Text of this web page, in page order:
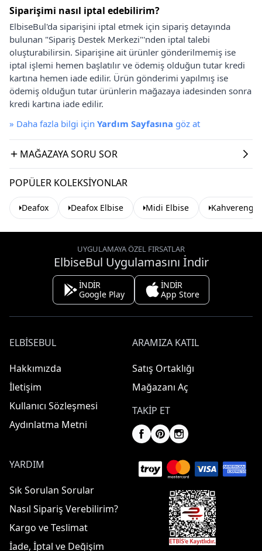
Siparişimi nasıl iptal edebilirim?
ElbiseBul'da siparişini iptal etmek için sipariş detayında
bulunan "Sipariş Destek Merkezi"'nden iptal talebi
oluşturabilirsin. Siparişine ait ürünler gönderilmemiş ise
iptal işlemi hemen başlatılır ve ödemiş olduğun tutar kredi
kartına hemen iade edilir. Ürün gönderimi yapılmış ise
ödemiş olduğun tutar ürünlerin mağazaya iadesinden sonra
kredi kartına iade edilir.
» Daha fazla bilgi için Yardım Sayfasına göz at
MAĞAZAYA SORU SOR
POPÜLER KOLEKSIYONLAR
Deafox Deafox Elbise Midi Elbise Kahverengi
UYGULAMAYA ÖZEL FIRSATLAR
ElbiseBul Uygulamasını İndir
İNDİR
Google Play
İNDİR
App Store
ELBISEBUL
Hakkımızda
İletişim
Kullanıcı Sözleşmesi
Aydınlatma Metni
ARAMIZA KATIL
Satış Ortaklığı
Mağazanı Aç
TAKIP ET
YARDIM
Sık Sorulan Sorular
Nasıl Sipariş Verebilirim?
Kargo ve Teslimat
İade, İptal ve Değişim